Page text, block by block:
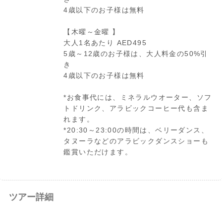
4歳以下のお子様は無料
【木曜～金曜 】
大人1名あたり AED495
5歳～12歳のお子様は、大人料金の50%引
き
4歳以下のお子様は無料
*お食事代には、ミネラルウオーター、ソフ
トドリンク、アラビックコーヒー代も含ま
れます。
*20:30～23:00の時間は、ベリーダンス、
タヌーラなどのアラビックダンスショーも
鑑賞いただけます。
ツアー詳細